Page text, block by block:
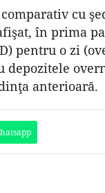
cu
în prima
pentru o zi
depozitele
anterioară.